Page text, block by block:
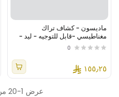
ماديسون - كشاف تراك
مغناطيسي -قابل للتوجيه - ليد -
3000 كلفن - أسود
0
١٥٥٫٢٥
عرض 1-20 من 22 النتائج